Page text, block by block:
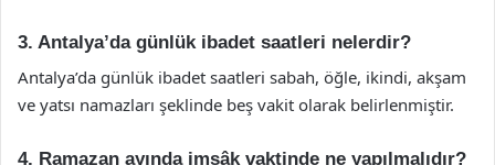
3. Antalya’da günlük ibadet saatleri nelerdir?
Antalya’da günlük ibadet saatleri sabah, öğle, ikindi, akşam
ve yatsı namazları şeklinde beş vakit olarak belirlenmiştir.
4. Ramazan ayında imsâk vaktinde ne yapılmalıdır?